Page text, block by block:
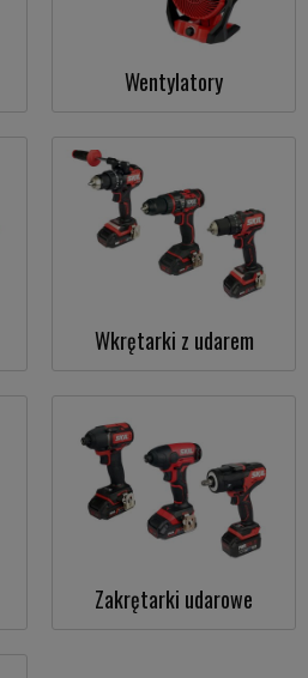
Wentylatory
Wkrętarki z udarem
Zakrętarki udarowe